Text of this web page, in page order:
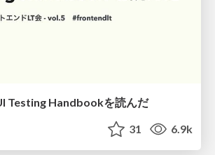
Testing Handbookを読んだ
31 6.9k